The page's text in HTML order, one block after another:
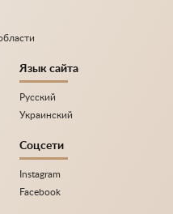
Язык сайта
Русский
Украинский
Соцсети
Instagram
Facebook